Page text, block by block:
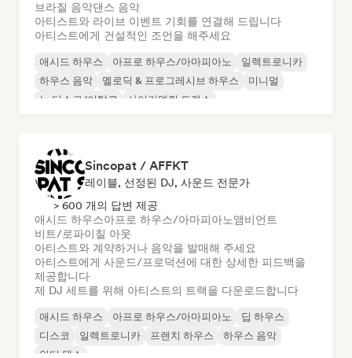
브라질 음악댄스 음악
아티스트와 라이브 이벤트 기회를 연결해 드립니다
아티스트에게 건설적인 조언을 해주세요
애시드 하우스 아프로 하우스/아마피아노
일렉트로니카
하우스 음악
멜로딕 & 프로그레시브 하우스
미니멀
뉴 디스코/이탈로
사이키델릭 트랜스
Sincopat / AFFKT
레이블, 선정된 DJ, 사운드 전문가
> 600 개의 답변 제공
애시드 하우스아프로 하우스/아마피아노앰비언트
비트/로파이칠 아웃
아티스트와 계약하거나 음악을 발매해 주세요
아티스트에게 사운드/프로덕션에 대한 상세한 피드백을
제공합니다
제 DJ 세트를 위해 아티스트의 트랙을 다운로드합니다
애시드 하우스 아프로 하우스/아마피아노
딥 하우스
디스코
일렉트로니카 프렌치 하우스
하우스 음악
인디 댄스